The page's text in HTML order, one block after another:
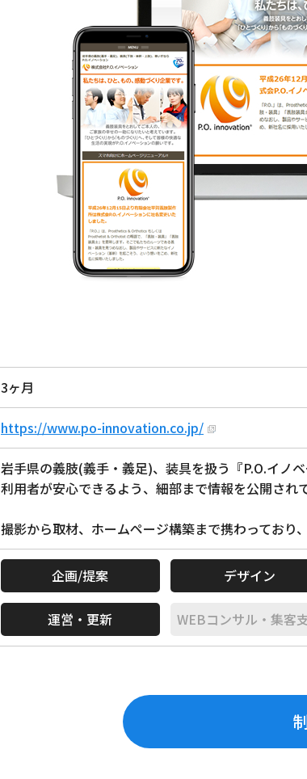
3ヶ月
https://www.po-innovation.co.jp/
岩手県の義肢(義手・義足)、装具を扱う『P.O.イノ
利用者が安心できるよう、細部まで情報を公開され
撮影から取材、ホームページ構築まで携わっており
企画/提案 デザイン
運営・更新 WEBコンサル・集客